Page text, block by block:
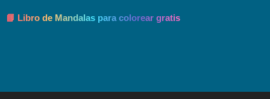
📘 Libro de Mandalas para colorear gratis